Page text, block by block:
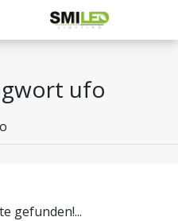
ufo
gefunden!...